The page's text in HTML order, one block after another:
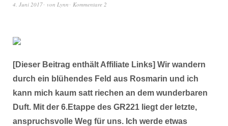
4. Juni 2017 von Lynn Kommentare 2
[Dieser Beitrag enthält Affiliate Links] Wir wandern
durch ein blühendes Feld aus Rosmarin und ich
kann mich kaum satt riechen an dem wunderbaren
Duft. Mit der 6.Etappe des GR221 liegt der letzte,
anspruchsvolle Weg für uns. Ich werde etwas